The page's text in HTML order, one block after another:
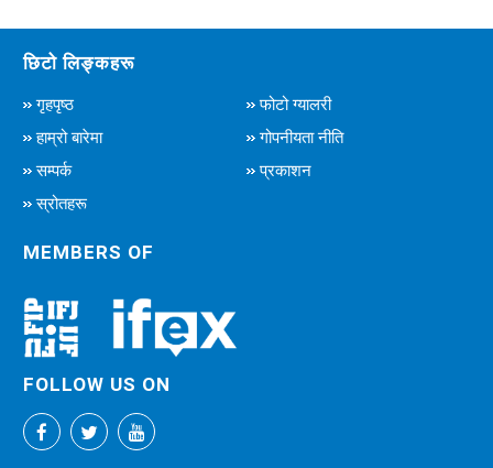
छिटो लिङ्कहरू
गृहपृष्ठ
फोटो ग्यालरी
हाम्रो बारेमा
गोपनीयता नीति
सम्पर्क
प्रकाशन
स्रोतहरू
MEMBERS OF
FOLLOW US ON